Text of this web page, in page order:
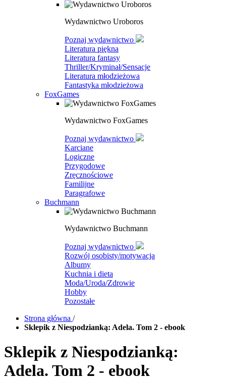
Wydawnictwo Uroboros
Poznaj wydawnictwo
Literatura piękna
Literatura fantasy
Thriller/Kryminał/Sensacje
Literatura młodzieżowa
Fantastyka młodzieżowa
FoxGames
Wydawnictwo FoxGames
Poznaj wydawnictwo
Karciane
Logiczne
Przygodowe
Zręcznościowe
Familijne
Paragrafowe
Buchmann
Wydawnictwo Buchmann
Poznaj wydawnictwo
Rozwój osobisty/motywacja
Albumy
Kuchnia i dieta
Moda/Uroda/Zdrowie
Hobby
Pozostałe
Strona główna /
Sklepik z Niespodzianką: Adela. Tom 2 - ebook
Sklepik z Niespodzianką:
Adela. Tom 2 - ebook